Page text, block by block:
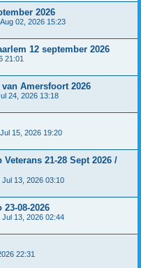
2026
02, 2026 15:23
12 september 2026
21:01
Amersfoort 2026
24, 2026 13:18
15, 2026 19:20
21-28 Sept 2026 /
Jul 13, 2026 03:10
08-2026
Jul 13, 2026 02:44
22:31